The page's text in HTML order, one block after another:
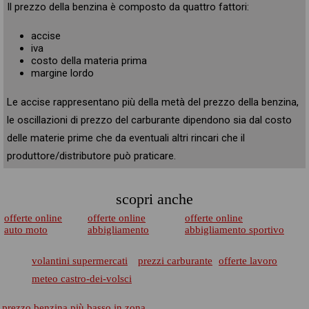
Il prezzo della benzina è composto da quattro fattori:
accise
iva
costo della materia prima
margine lordo
Le accise rappresentano più della metà del prezzo della benzina,
le oscillazioni di prezzo del carburante dipendono sia dal costo
delle materie prime che da eventuali altri rincari che il
produttore/distributore può praticare.
scopri anche
offerte online
auto moto
offerte online
abbigliamento
offerte online
abbigliamento sportivo
volantini supermercati prezzi carburante
offerte lavoro
meteo castro-dei-volsci